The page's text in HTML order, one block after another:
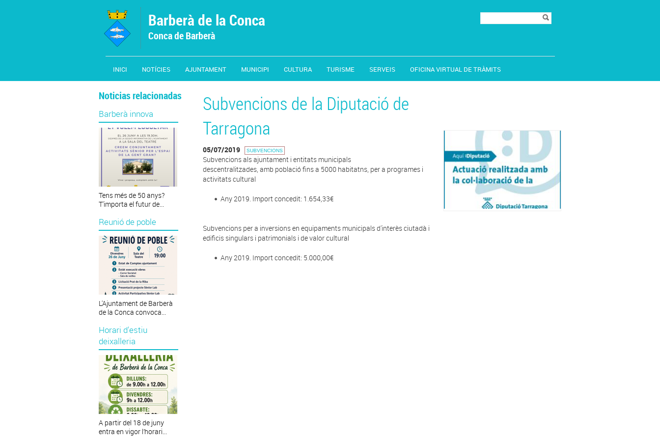
Barberà de la Conca
Conca de Barberà
Formulari de
cerca
INICI NOTÍCIES AJUNTAMENT MUNICIPI CULTURA TURISME SERVEIS OFICINA VIRTUAL DE TRÀMITS
Noticias relacionadas
Barberà innova
Tens més de 50 anys?
T'importa el futur de...
Reunió de poble
L'Ajuntament de Barberà
de la Conca convoca...
Horari d'estiu
deixalleria
A partir del 18 de juny
entra en vigor l’horari...
Subvencions de la Diputació de
Tarragona
05/07/2019 SUBVENCIONS
Subvencions als ajuntament i entitats municipals
descentralitzades, amb població fins a 5000 habitatns, per a programes i
activitats cultural
Any 2019. Import concedit: 1.654,33€
Subvencions per a inversions en equipaments municipals d'interès ciutadà i
edificis singulars i patrimonials i de valor cultural
Any 2019. Import concedit: 5.000,00€